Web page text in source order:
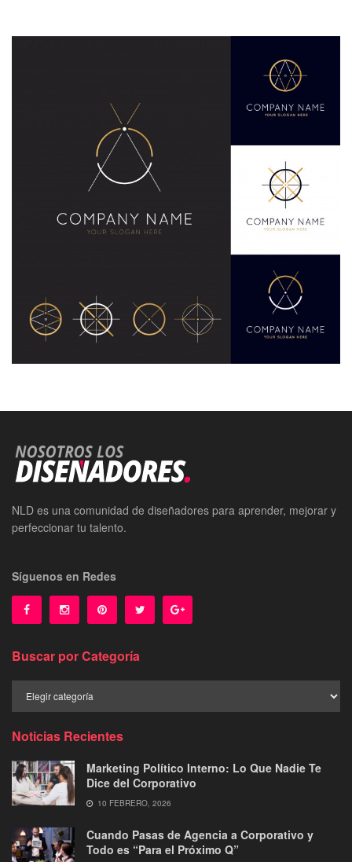
NLD es una comunidad de diseñadores para aprender, mejorar y
perfeccionar tu talento.
Síguenos en Redes
Buscar por Categoría
por
Noticias Recientes
Marketing Político Interno: Lo Que Nadie Te
Dice del Corporativo
10 FEBRERO, 2026
Cuando Pasas de Agencia a Corporativo y
Todo es “Para el Próximo Q”